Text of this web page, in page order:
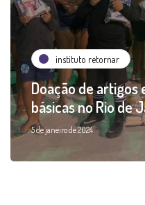
instituto retornar
Doação de artigos
básicas no Rio de
5 de janeiro de 2024